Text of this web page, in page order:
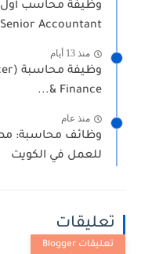
Senior Accountant
منذ 13 أيام
Finance &...
منذ عام
للعمل في الكويت
تعليقات